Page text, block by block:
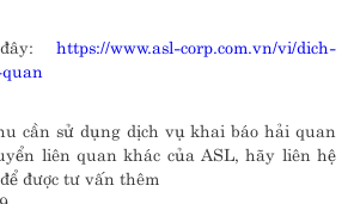
https://www.asl-corp.com.vn/vi/dich-
cần sử dụng dịch vụ khai báo hải quan
liên quan khác của ASL, hãy liên hệ
được tư vấn thêm